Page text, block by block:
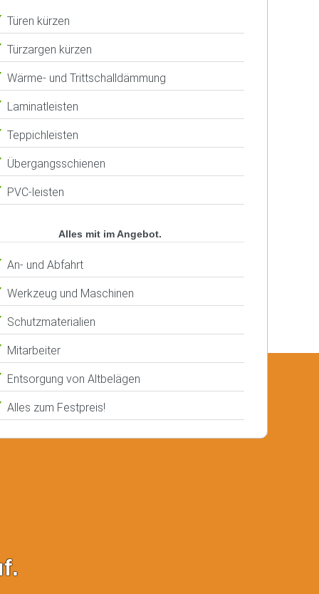
Türen kürzen
Türzargen kürzen
Wärme- und Trittschalldämmung
Laminatleisten
Teppichleisten
Übergangsschienen
PVC-leisten
Alles mit im Angebot.
An- und Abfahrt
Werkzeug und Maschinen
Schutzmaterialien
Mitarbeiter
Entsorgung von Altbelägen
Alles zum Festpreis!